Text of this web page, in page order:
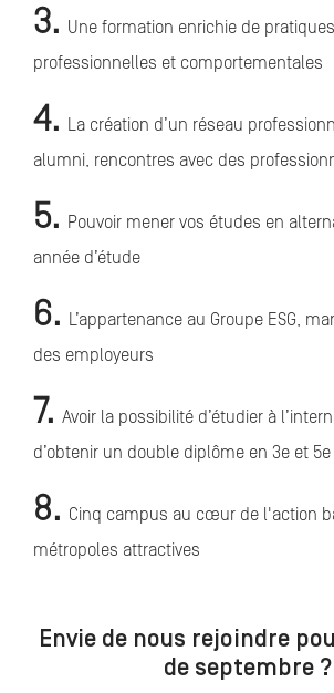
3. Une formation enrichie de pratiques
professionnelles et comportementales
4. La création d’un réseau
alumni, rencontres avec des
5. Pouvoir mener vos études en
année d’étude
6. L’appartenance au Groupe ESG,
des employeurs
7. Avoir la possibilité d’étudier à
d’obtenir un double diplôme en 3e et
8. Cinq campus au cœur de l'action
métropoles attractives
Envie de nous rejoindre
de septembre ?